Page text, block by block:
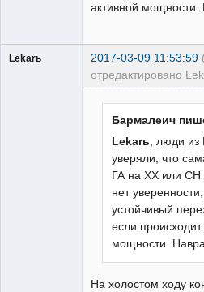
активной мощности.
Lekarь 2017-03-09 11:53:59
отредактировано
Бармалеич
Lekarь , люди
уверяли, что
ГА на ХХ или СН
нет
устойчивый
если происходит
мощности.
На холостом ходу